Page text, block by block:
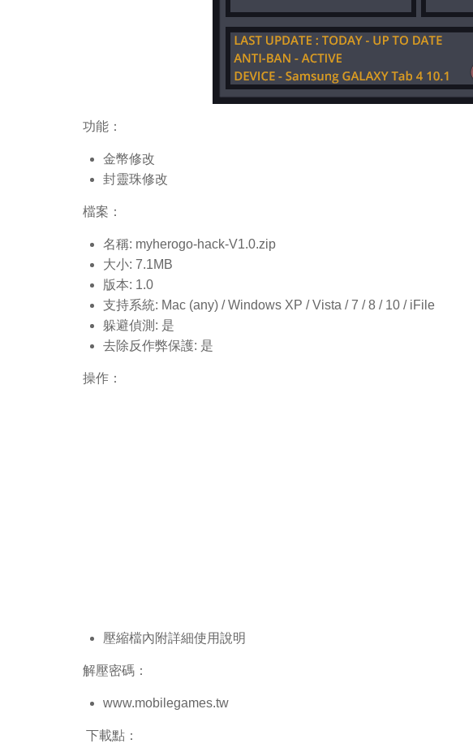
功能：
金幣修改
封靈珠修改
檔案：
名稱: myherogo-hack-V1.0.zip
大小: 7.1MB
版本: 1.0
支持系統: Mac (any) / Windows XP / Vista / 7 / 8 / 10 / iFile
躲避偵測: 是
去除反作弊保護: 是
操作：
壓縮檔內附詳細使用說明
解壓密碼：
www.mobilegames.tw
下載點：